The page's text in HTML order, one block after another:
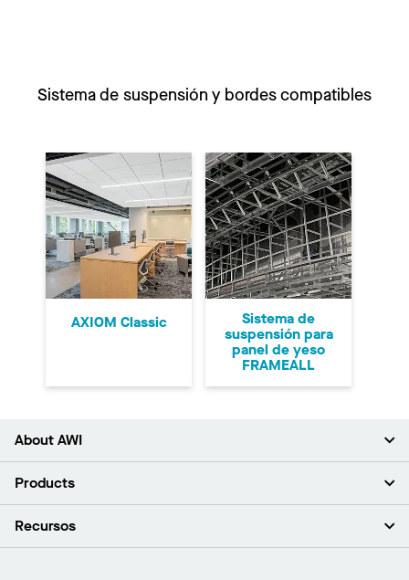
Sistema de suspensión y bordes compatibles
AXIOM Classic
Sistema de
suspensión para
panel de yeso
FRAMEALL
About AWI
Acerca de nosotros
Sala de prensa
Products
Plafones
Recursos